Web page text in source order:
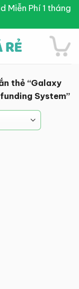
Miễn Phí 1 tháng
thẻ “Galaxy
System”